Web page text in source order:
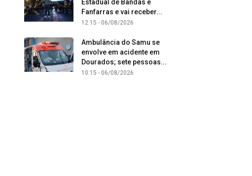
Estadual de Bandas e
Fanfarras e vai receber...
12:15 - 06/08/2026
Ambulância do Samu se
envolve em acidente em
Dourados; sete pessoas...
10:15 - 06/08/2026